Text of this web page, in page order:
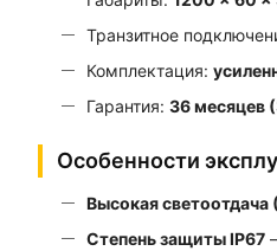
Транзитное
Комплектация:
Гарантия: 36 месяцев
Особенности
Высокая
Степень защиты IP67